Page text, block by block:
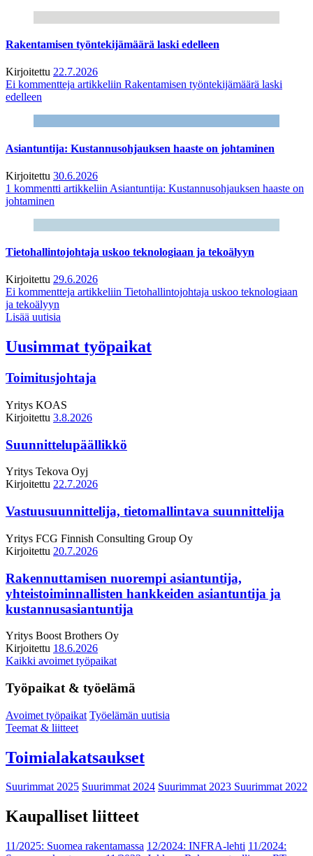
Rakentamisen työntekijämäärä laski edelleen
Kirjoitettu 22.7.2026
Ei kommentteja artikkeliin Rakentamisen työntekijämäärä laski
edelleen
Asiantuntija: Kustannusohjauksen haaste on johtaminen
Kirjoitettu 30.6.2026
1 kommentti artikkeliin Asiantuntija: Kustannusohjauksen haaste on
johtaminen
Tietohallintojohtaja uskoo teknologiaan ja tekoälyyn
Kirjoitettu 29.6.2026
Ei kommentteja artikkeliin Tietohallintojohtaja uskoo teknologiaan
ja tekoälyyn
Lisää uutisia
Uusimmat työpaikat
Toimitusjohtaja
Yritys KOAS
Kirjoitettu 3.8.2026
Suunnittelupäällikkö
Yritys Tekova Oyj
Kirjoitettu 22.7.2026
Vastuusuunnittelija, tietomallintava suunnittelija
Yritys FCG Finnish Consulting Group Oy
Kirjoitettu 20.7.2026
Rakennuttamisen nuorempi asiantuntija,
yhteistoiminnallisten hankkeiden asiantuntija ja
kustannusasiantuntija
Yritys Boost Brothers Oy
Kirjoitettu 18.6.2026
Kaikki avoimet työpaikat
Työpaikat & työelämä
Avoimet työpaikat Työelämän uutisia
Teemat & liitteet
Toimialakatsaukset
Suurimmat 2025 Suurimmat 2024 Suurimmat 2023 Suurimmat 2022
Kaupalliset liitteet
11/2025: Suomea rakentamassa 12/2024: INFRA-lehti 11/2024: